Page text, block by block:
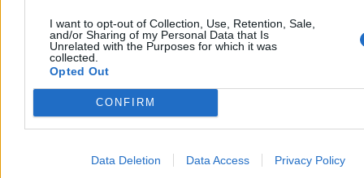
I want to opt-out of Collection, Use, Retention, Sale,
and/or Sharing of my Personal Data that Is
Unrelated with the Purposes for which it was
collected.
Opted Out
CONFIRM
Data Deletion Data Access Privacy Policy